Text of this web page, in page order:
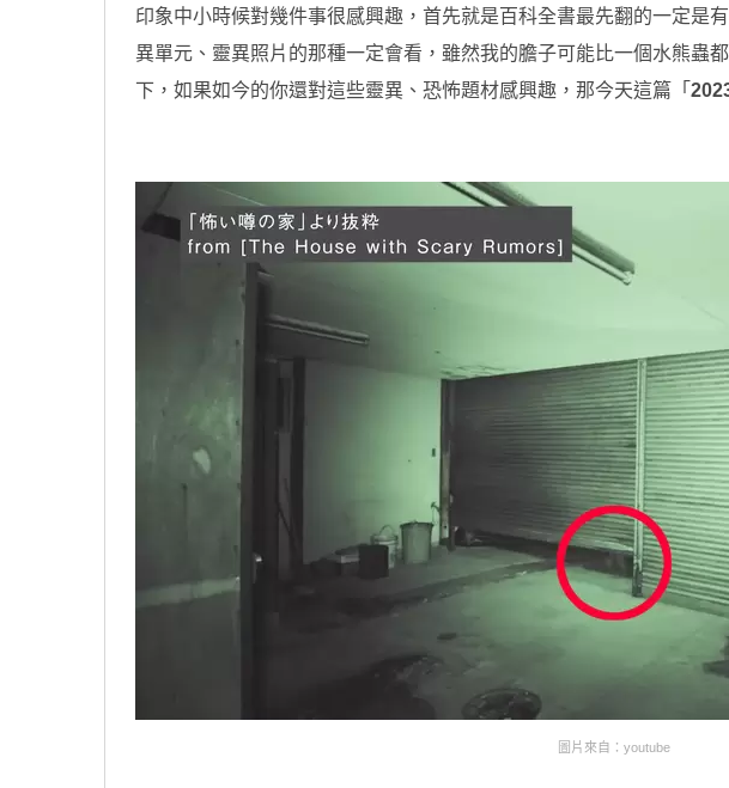
印象中小時候對幾件事很感興趣，首先就是百科全書最先翻的一定是
異單元、靈異照片的那種一定會看，雖然我的膽子可能比一個水熊蟲
下，如果如今的你還對這些靈異、恐怖題材感興趣，那今天這篇「
圖片來自：youtube